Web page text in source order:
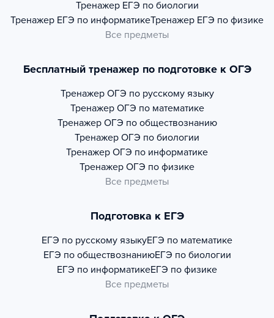
Тренажер ЕГЭ по биологии
Тренажер ЕГЭ по информатикеТренажер ЕГЭ по физике
Все предметы
Бесплатный тренажер по подготовке к ОГЭ
Тренажер ОГЭ по русскому языку
Тренажер ОГЭ по математике
Тренажер ОГЭ по обществознанию
Тренажер ОГЭ по биологии
Тренажер ОГЭ по информатике
Тренажер ОГЭ по физике
Все предметы
Подготовка к ЕГЭ
ЕГЭ по русскому языкуЕГЭ по математике
ЕГЭ по обществознаниюЕГЭ по биологии
ЕГЭ по информатикеЕГЭ по физике
Все предметы